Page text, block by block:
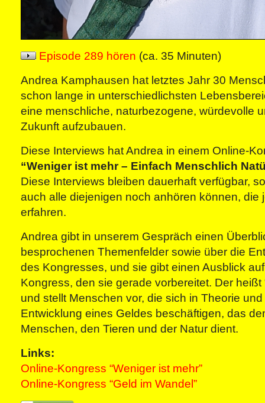
Episode 289 hören (ca. 35 Minuten)
Andrea Kamphausen hat letztes Jahr 30
schon lange in unterschiedlichsten
eine menschliche, naturbezogene, würdevolle
Zukunft aufzubauen.
Diese Interviews hat Andrea in einem Online-
“Weniger ist mehr – Einfach Menschlich
Diese Interviews bleiben dauerhaft verfügbar,
auch alle diejenigen noch anhören können, die
erfahren.
Andrea gibt in unserem Gespräch einen
besprochenen Themenfelder sowie über die
des Kongresses, und sie gibt einen Ausblick
Kongress, den sie gerade vorbereitet. Der heißt
und stellt Menschen vor, die sich in Theorie
Entwicklung eines Geldes beschäftigen, das
Menschen, den Tieren und der Natur dient.
Links:
Online-Kongress “Weniger ist mehr”
Online-Kongress “Geld im Wandel”